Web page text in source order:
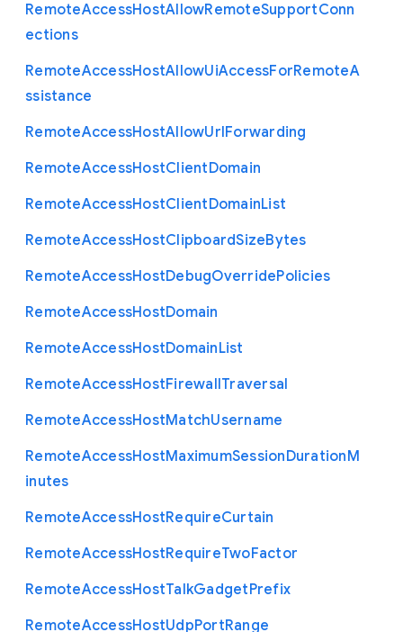
RemoteAccessHostAllowRemoteSupportConn
ections
RemoteAccessHostAllowUiAccessForRemoteA
ssistance
RemoteAccessHostAllowUrlForwarding
RemoteAccessHostClientDomain
RemoteAccessHostClientDomainList
RemoteAccessHostClipboardSizeBytes
RemoteAccessHostDebugOverridePolicies
RemoteAccessHostDomain
RemoteAccessHostDomainList
RemoteAccessHostFirewallTraversal
RemoteAccessHostMatchUsername
RemoteAccessHostMaximumSessionDurationM
inutes
RemoteAccessHostRequireCurtain
RemoteAccessHostRequireTwoFactor
RemoteAccessHostTalkGadgetPrefix
RemoteAccessHostUdpPortRange